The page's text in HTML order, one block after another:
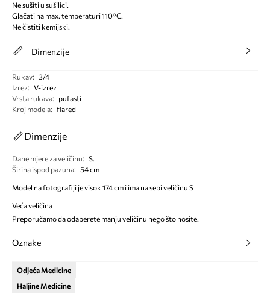
Ne sušiti u sušilici.
Glačati na max. temperaturi 110°C.
Ne čistiti kemijski.
Dimenzije
Rukav: 3/4
Izrez: V-izrez
Vrsta rukava:
pufasti
Kroj modela: flared
Dimenzije
Dane mjere za veličinu: S.
Širina ispod pazuha: 54 cm
Model na fotografiji je visok 174 cm i ima na sebi veličinu S
Veća veličina
Preporučamo da odaberete manju veličinu nego što nosite.
Oznake
Odjeća Medicine
Haljine Medicine